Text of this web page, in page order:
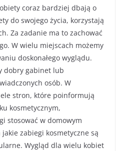
coraz bardziej dbają o
do swojego życia, korzystają
Za zadanie ma to zachować
W wielu miejscach możemy
doskonałego wyglądu.
dobry gabinet lub
osób. W
stron, które poinformują
kosmetycznym,
stosować w domowym
zabiegi kosmetyczne są
Wygląd dla wielu kobiet